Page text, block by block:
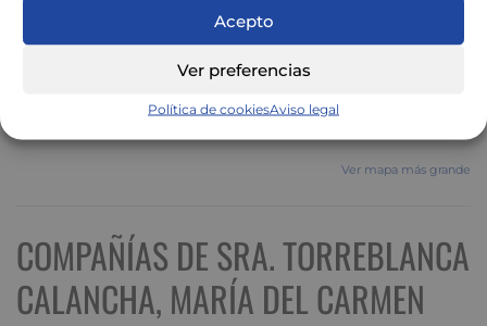
Acepto
Ver preferencias
Política de cookiesAviso legal
Ver mapa más grande
COMPAÑÍAS DE SRA. TORREBLANCA
CALANCHA, MARÍA DEL CARMEN